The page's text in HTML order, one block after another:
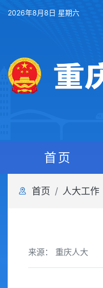
2026年8月8日 星期六
首页
首页 人大工作
来源： 重庆人大